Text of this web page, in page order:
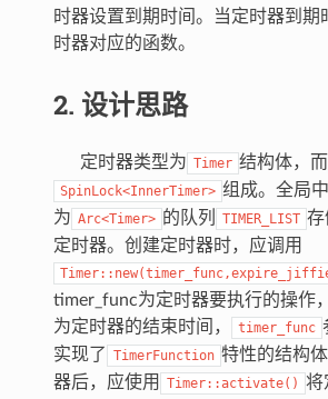
时器设置到期时间。当定时器到期
时器对应的函数。
2. 设计思路
定时器类型为 Timer 结构体，而
SpinLock<InnerTimer> 组成。全局
为 Arc<Timer> 的队列 TIMER_LIST 存
定时器。创建定时器时，应调用
timer_func为定时器要执行的操作
为定时器的结束时间，
timer_func
实现了
TimerFunction 特性的结构
器后，应使用
Timer::activate() 将